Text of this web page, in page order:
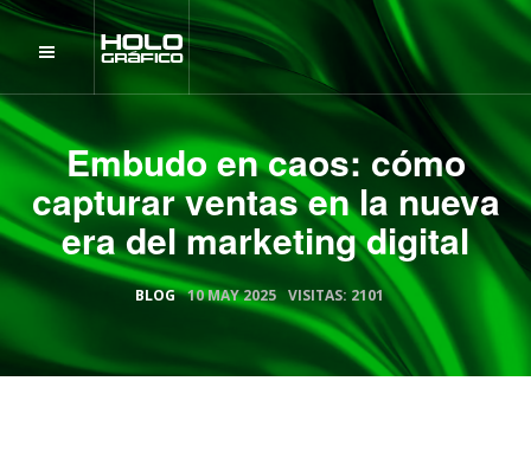
Embudo en caos: cómo
capturar ventas en la nueva
era del marketing digital
BLOG 10 MAY 2025 VISITAS: 2101